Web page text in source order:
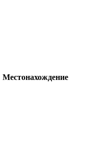
Местонахождение